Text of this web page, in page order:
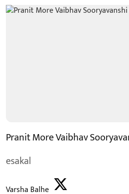
Pranit More Vaibhav
esakal
Varsha Balhe